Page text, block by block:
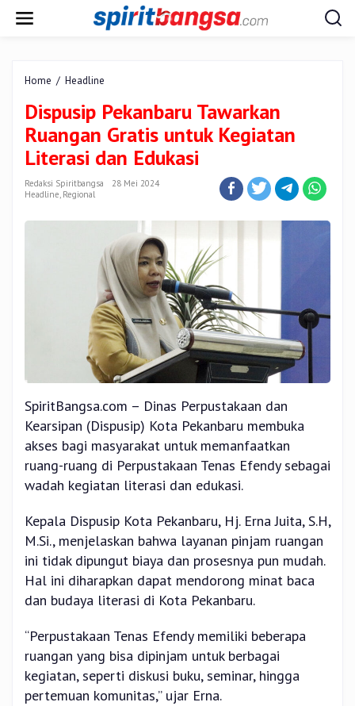
Home / Headline
Tawarkan
Ruangan
Gratis
untuk
Literasi
Dispusip Pekanbaru Tawarkan
Ruangan Gratis untuk Kegiatan
Literasi dan Edukasi
Redaksi Spiritbangsa
28 Mei 2024
Headline, Regional
SpiritBangsa.com – Dinas Perpustakaan dan
Kearsipan (Dispusip) Kota Pekanbaru membuka
akses bagi masyarakat untuk memanfaatkan
ruang-ruang di Perpustakaan Tenas Efendy sebagai
wadah kegiatan literasi dan edukasi.
Kepala Dispusip Kota Pekanbaru, Hj. Erna Juita, S.H,
M.Si., menjelaskan bahwa layanan pinjam ruangan
ini tidak dipungut biaya dan prosesnya pun mudah.
Hal ini diharapkan dapat mendorong minat baca
dan budaya literasi di Kota Pekanbaru.
“Perpustakaan Tenas Efendy memiliki beberapa
ruangan yang bisa dipinjam untuk berbagai
kegiatan, seperti diskusi buku, seminar, hingga
pertemuan komunitas,” ujar Erna.